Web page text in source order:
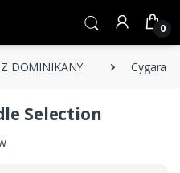
0
Z DOMINIKANY Cygara
Selection